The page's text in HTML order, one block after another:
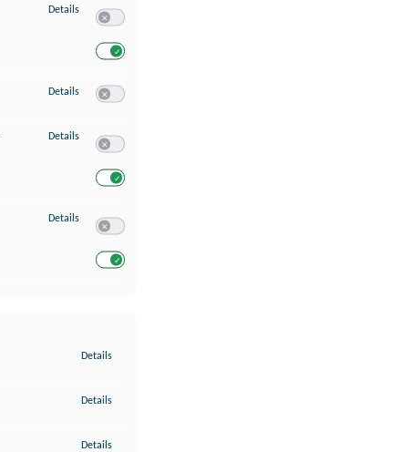
Details zu Messung der Werbeleistung
Details zu Messung der Performance von Inhalten
Details zu Analyse von Zielgruppen durch Statistiken oder Kombinationen von
Details zu Entwicklung und Verbesserung der Angebote
Details
Details
Details